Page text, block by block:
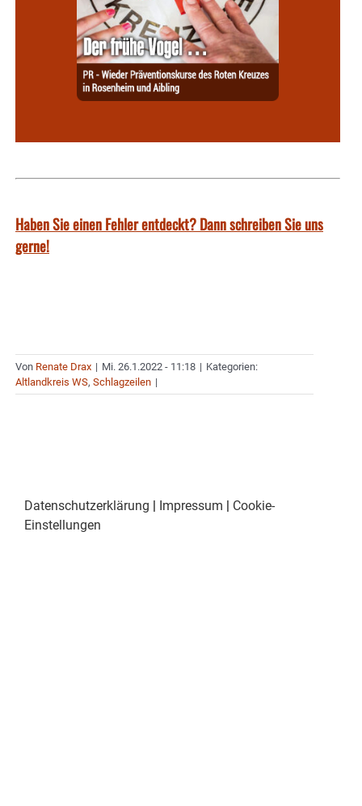
Haben Sie einen Fehler entdeckt? Dann schreiben Sie uns
gerne!
Von Renate Drax | Mi. 26.1.2022 - 11:18 | Kategorien:
Altlandkreis WS, Schlagzeilen |
Datenschutzerklärung | Impressum | Cookie-
Einstellungen